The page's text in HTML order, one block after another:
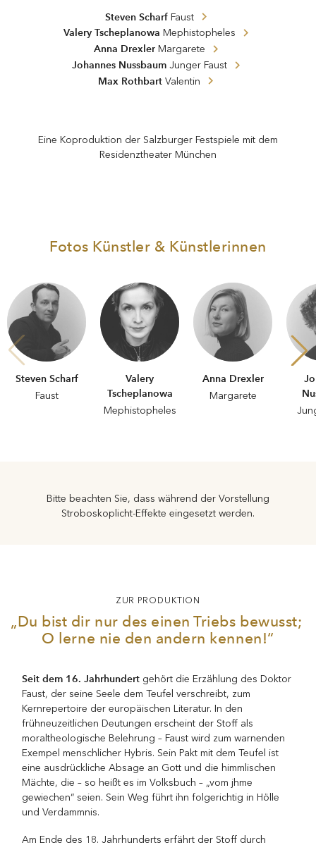
Steven Scharf Faust
Valery Tscheplanowa Mephistopheles
Anna Drexler Margarete
Johannes Nussbaum Junger Faust
Max Rothbart Valentin
Eine Koproduktion der Salzburger Festspiele mit dem
Residenztheater München
Fotos Künstler & Künstlerinnen
Steven Scharf
Faust
Valery
Tscheplanowa
Mephistopheles
Anna Drexler
Margarete
Bitte beachten Sie, dass während der Vorstellung
Stroboskoplicht-Effekte eingesetzt werden.
ZUR PRODUKTION
„Du bist dir nur des einen Triebs bewusst;
O lerne nie den andern kennen!“
Seit dem 16. Jahrhundert gehört die Erzählung des Doktor
Faust, der seine Seele dem Teufel verschreibt, zum
Kernrepertoire der europäischen Literatur. In den
frühneuzeitlichen Deutungen erscheint der Stoff als
moraltheologische Belehrung – Faust wird zum warnenden
Exempel menschlicher Hybris. Sein Pakt mit dem Teufel ist
eine ausdrückliche Absage an Gott und die himmlischen
Mächte, die – so heißt es im Volksbuch – „vom jhme
gewiechen“ seien. Sein Weg führt ihn folgerichtig in Hölle
und Verdammnis.
Am Ende des 18. Jahrhunderts erfährt der Stoff durch